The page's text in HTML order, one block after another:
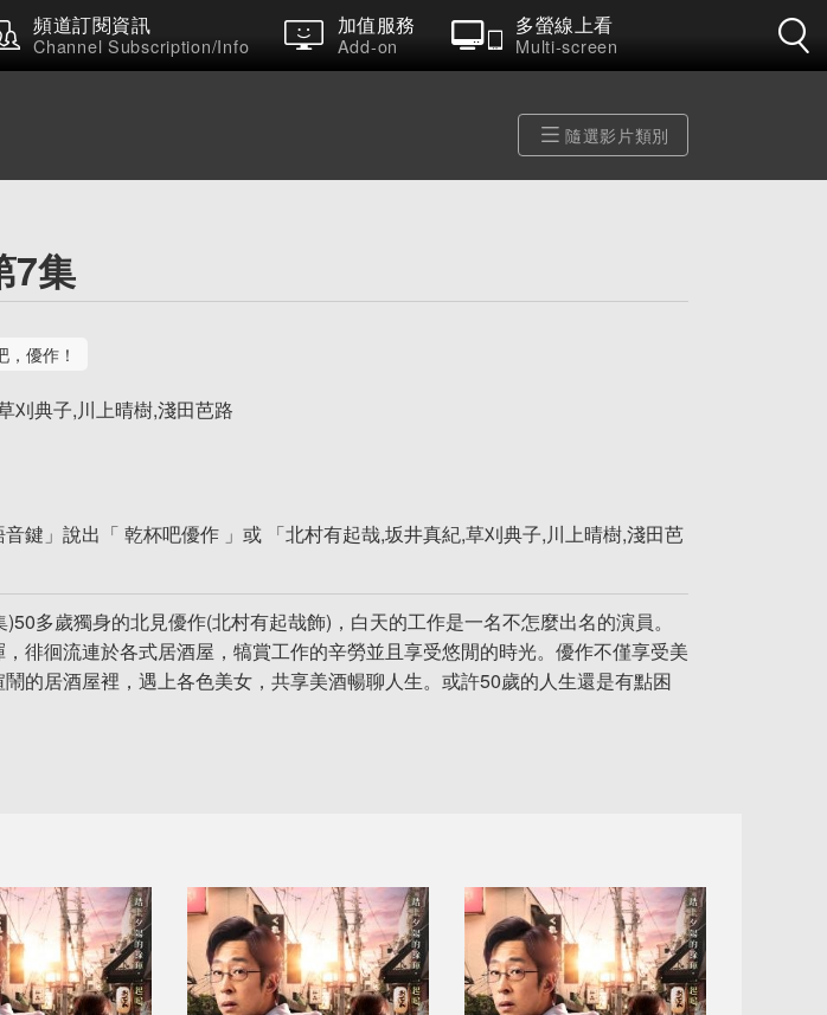
頻道訂閱資訊
Channel Subscription/Info
加值服務
Add-on
多螢線上看
Multi-screen
隨選影片類別
7集
優作！
刈典子,川上晴樹,淺田芭路
鍵」說出「 乾杯吧優作 」或 「北村有起哉,坂井真紀,草刈典子,川上晴樹,淺田芭
多歲獨身的北見優作(北村有起哉飾)，白天的工作是一名不怎麼出名的演員。
徘徊流連於各式居酒屋，犒賞工作的辛勞並且享受悠閒的時光。優作不僅享受美
的居酒屋裡，遇上各色美女，共享美酒暢聊人生。或許50歲的人生還是有點困